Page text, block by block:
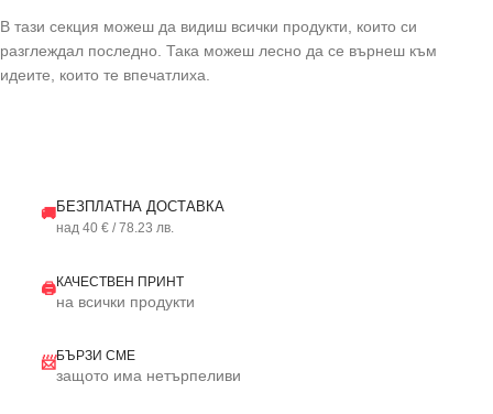
В тази секция можеш да видиш всички продукти, които си
разглеждал последно. Така можеш лесно да се върнеш към
идеите, които те впечатлиха.
🚚БЕЗПЛАТНА ДОСТАВКА
над 40 € / 78.23 лв.
🖨️КАЧЕСТВЕН ПРИНТ
на всички продукти
📨БЪРЗИ СМЕ
защото има нетърпеливи